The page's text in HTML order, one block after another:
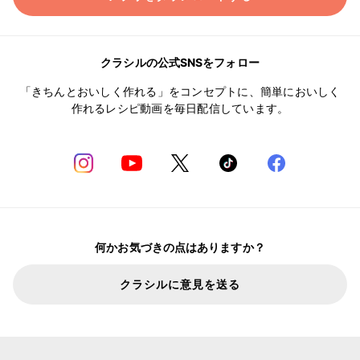
クラシルの公式SNSをフォロー
「きちんとおいしく作れる」をコンセプトに、簡単においしく
作れるレシピ動画を毎日配信しています。
何かお気づきの点はありますか？
クラシルに意見を送る